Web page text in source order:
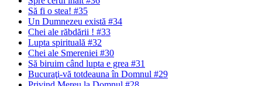
Să fi o stea! #35
Un Dumnezeu există #34
Chei ale răbdării ! #33
Lupta spirituală #32
Chei ale Smereniei #30
Să biruim când lupta e grea #31
Bucuraţi-vă totdeauna în Domnul #29